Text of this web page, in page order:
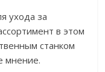
ухода за
в этом
станком
мнение.